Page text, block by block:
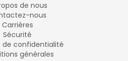
de nous
nous
Carrières
Sécurité
de confidentialité
générales